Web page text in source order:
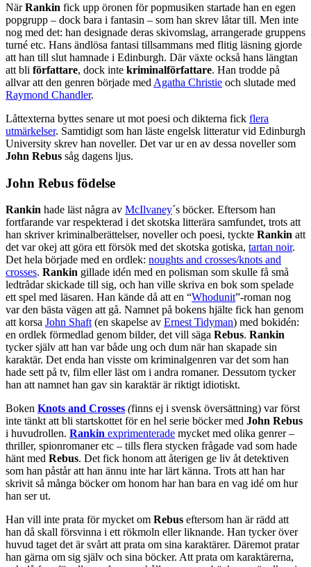
NärRankin fick upp öronen för popmusiken startade han en egen
popgrupp – dock bara i fantasin – som han skrev låtar till. Men inte
nog med det: han designade deras skivomslag, arrangerade gruppens
turné etc. Hans ändlösa fantasi tillsammans med flitig läsning gjorde
att han till slut hamnade i Edinburgh. Där växte också hans längtan
att bli författare, dock inte kriminalförfattare. Han trodde på
allvar att den genren började med Agatha Christie och slutade med
Raymond Chandler.
Låttexterna byttes senare ut mot poesi och dikterna fick flera
utmärkelser. Samtidigt som han läste engelsk litteratur vid Edinburgh
University skrev han noveller. Det var ur en av dessa noveller som
John Rebus såg dagens ljus.
John Rebus födelse
Rankin hade läst några av McIlvaney´s böcker. Eftersom han
fortfarande var respekterad i det skotska litterära samfundet, trots att
han skriver kriminalberättelser, noveller och poesi, tyckte Rankin att
det var okej att göra ett försök med det skotska gotiska, tartan noir.
Det hela började med en ordlek: noughts and crosses/knots and
crosses. Rankin gillade idén med en polisman som skulle få små
ledtrådar skickade till sig, och han ville skriva en bok som spelade
ett spel med läsaren. Han kände då att en “Whodunit”-roman nog
var den bästa vägen att gå. Namnet på bokens hjälte fick han genom
att korsa John Shaft (en skapelse av Ernest Tidyman) med bokidén:
en ordlek förmedlad genom bilder, det vill säga Rebus. Rankin
tycker själv att han var både ung och dum när han skapade sin
karaktär. Det enda han visste om kriminalgenren var det som han
hade sett på tv, film eller läst om i andra romaner. Dessutom tycker
han att namnet han gav sin karaktär är riktigt idiotiskt.
Boken Knots and Crosses (finns ej i svensk översättning) var först
inte tänkt att bli startskottet för en hel serie böcker med John Rebus
i huvudrollen. Rankin exprimenterade mycket med olika genrer –
thriller, spionromaner etc – tills flera stycken frågade vad som hade
hänt med Rebus. Det fick honom att återigen ge liv åt detektiven
som han påstår att han ännu inte har lärt känna. Trots att han har
skrivit så många böcker om honom har han bara en vag idé om hur
han ser ut.
Han vill inte prata för mycket om Rebus eftersom han är rädd att
han då skall försvinna i ett rökmoln eller liknande. Han tycker över
huvud taget det är svårt att prata om sina karaktärer. Däremot pratar
han gärna om sig själv och sina böcker. Att prata om karaktärerna,